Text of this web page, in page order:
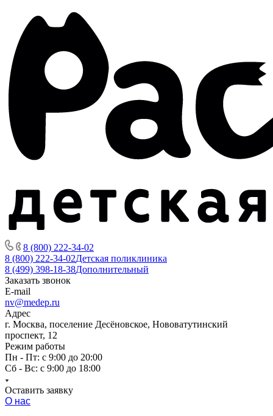
8 (800) 222-34-02
8 (800) 222-34-02Детская поликлиника
8 (499) 398-18-38Дополнительный
Заказать звонок
E-mail
nv@medep.ru
Адрес
г. Москва, поселение Десёновское, Нововатутинский
проспект, 12
Режим работы
Пн - Пт: с 9:00 до 20:00
Сб - Вс: с 9:00 до 18:00
Оставить заявку
О нас